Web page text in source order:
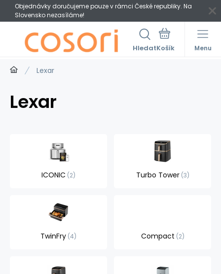
Objednávky doručujeme pouze v rámci České republiky. Na
Slovensko nezasíláme!
Hledat Menu
Lexar
Lexar
ICONIC 2 Turbo Tower 3
TwinFry 4 Compact 2